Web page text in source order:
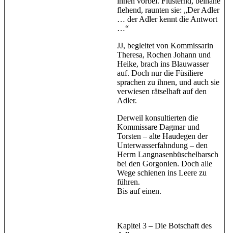
flehend, raunten sie: „Der Adler
… der Adler kennt die Antwort
…“
JJ, begleitet von Kommissarin
Theresa, Rochen Johann und
Heike, brach ins Blauwasser
auf. Doch nur die Füsiliere
sprachen zu ihnen, und auch sie
verwiesen rätselhaft auf den
Adler.
Derweil konsultierten die
Kommissare Dagmar und
Torsten – alte Haudegen der
Unterwasserfahndung – den
Herrn Langnasenbüschelbarsch
bei den Gorgonien. Doch alle
Wege schienen ins Leere zu
führen.
Bis auf einen.
Kapitel 3 – Die Botschaft des